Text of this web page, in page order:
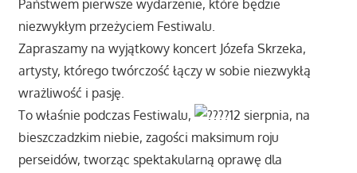
Państwem pierwsze wydarzenie, które będzie
niezwykłym przeżyciem Festiwalu.
Zapraszamy na wyjątkowy koncert Józefa Skrzeka,
artysty, którego twórczość łączy w sobie niezwykłą
wrażliwość i pasję.
To właśnie podczas Festiwalu,
12 sierpnia, na
bieszczadzkim niebie, zagości maksimum roju
perseidów, tworząc spektakularną oprawę dla